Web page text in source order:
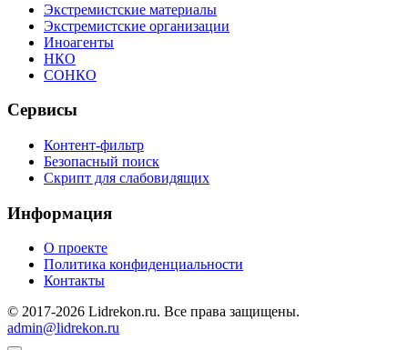
Экстремистские материалы
Экстремистские организации
Иноагенты
НКО
СОНКО
Сервисы
Контент-фильтр
Безопасный поиск
Скрипт для слабовидящих
Информация
О проекте
Политика конфиденциальности
Контакты
© 2017-2026 Lidrekon.ru. Все права защищены.
admin@lidrekon.ru